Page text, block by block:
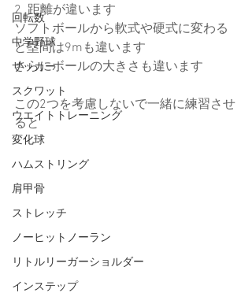
回転数
中学野球
サッカー
スクワット
ウエイトトレーニング
変化球
ハムストリング
肩甲骨
ストレッチ
ノーヒットノーラン
リトルリーガーショルダー
インステップ
2 .距離が違います
ソフトボールから軟式や硬式に変わる
と塁間は9mも違います
さらにボールの大きさも違います
この2つを考慮しないで一緒に練習させ
ると